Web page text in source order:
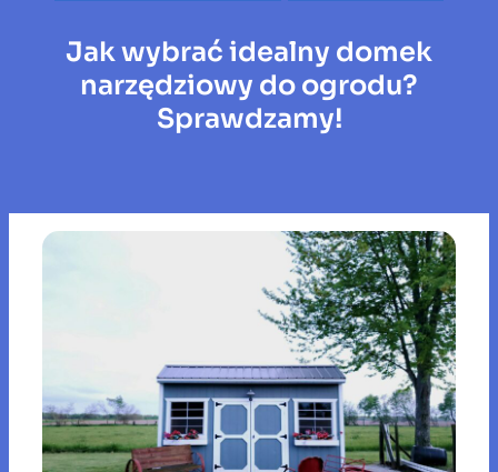
Jak wybrać idealny domek
narzędziowy do ogrodu?
Sprawdzamy!